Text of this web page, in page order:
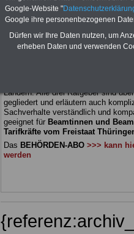
angepasst
Ländern. Alle drei Ratgeber sind
gegliedert und erläutern auch
Sachverhalte verständlich und
geeignet für Beamtinnen und
Tarifkräfte vom Freistaat
Das BEHÖRDEN-ABO >>> kann
werden
Google-Website "
Google ihre personenbezogenen
Dürfen wir Ihre Daten nutzen, um
erheben Daten und verwenden